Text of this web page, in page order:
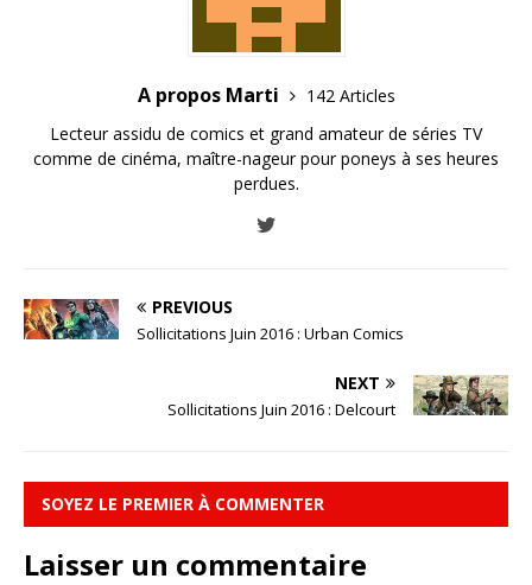
A propos Marti
142 Articles
Lecteur assidu de comics et grand amateur de séries TV
comme de cinéma, maître-nageur pour poneys à ses heures
perdues.
PREVIOUS
Sollicitations Juin 2016 : Urban Comics
NEXT
Sollicitations Juin 2016 : Delcourt
SOYEZ LE PREMIER À COMMENTER
Laisser un commentaire